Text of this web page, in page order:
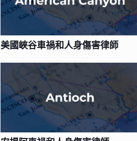
美國峽谷車禍和人身傷害律師